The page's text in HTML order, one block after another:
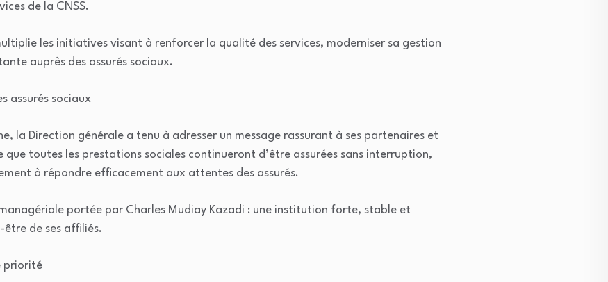
de la CNSS.
les initiatives visant à renforcer la qualité des services, moderniser sa gestion
auprès des assurés sociaux.
assurés sociaux
la Direction générale a tenu à adresser un message rassurant à ses partenaires et
que toutes les prestations sociales continueront d’être assurées sans interruption,
à répondre efficacement aux attentes des assurés.
portée par Charles Mudiay Kazadi : une institution forte, stable et
de ses affiliés.
priorité